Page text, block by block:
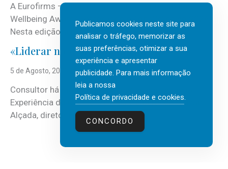
A Eurofirms – People first está de regresso aos
Wellbeing Awards, integrando o Top Wellbeing 2026.
Nesta edição, a multinacional...
«Liderar não é um talento místico.»
5 de Agosto, 2026
Consultor há mais de três décadas nas áreas de
Experiência do Cliente, Vendas e Liderança, Manuel
Alçada, diretor executivo da...
Publicamos cookies neste site para
analisar o tráfego, memorizar as
suas preferências, otimizar a sua
experiência e apresentar
publicidade. Para mais informação
leia a nossa
Política de privacidade e cookies.
CONCORDO